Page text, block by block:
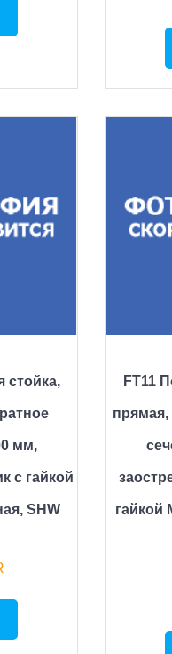
стойка,
мм,
с гайкой
SHW
FT11
прямая,
гайкой